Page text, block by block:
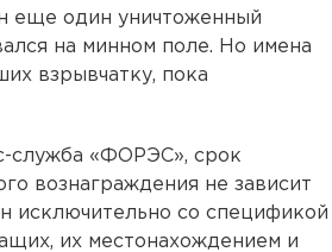
еще один уничтоженный
на минном поле. Но имена
взрывчатку, пока
служба «ФОРЭС», срок
вознаграждения не зависит
исключительно со спецификой
их местонахождением и